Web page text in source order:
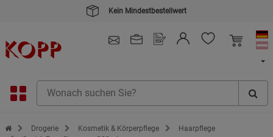
Kein Mindestbestellwert
Zur Startseite des Kopp Verlag Online-Shop
Drogerie Kosmetik & Körperpflege
Haarpflege